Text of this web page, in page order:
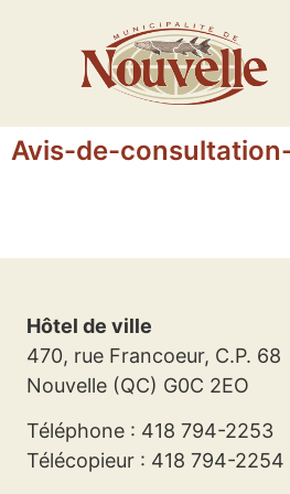
Avis-de-
Hôtel de ville
470, rue Francoeur, C.P. 68
Nouvelle (QC) G0C 2EO
Téléphone : 418 794-2253
Télécopieur : 418 794-2254